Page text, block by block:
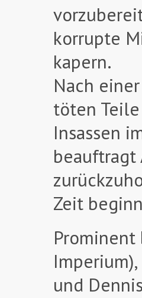
korrupte
kapern.
Nach
töten
Insassen
beauftragt
Zeit
Prominent
und